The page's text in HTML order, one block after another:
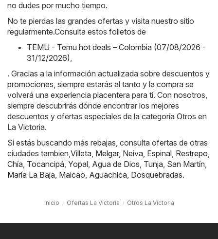
no dudes por mucho tiempo.
No te pierdas las grandes ofertas y visita nuestro sitio
regularmente.Consulta estos folletos de
TEMU - Temu hot deals – Colombia (07/08/2026 -
31/12/2026),
. Gracias a la información actualizada sobre descuentos y
promociones, siempre estarás al tanto y la compra se
volverá una experiencia placentera para tí. Con nosotros,
siempre descubrirás dónde encontrar los mejores
descuentos y ofertas especiales de la categoría Otros en
La Victoria.
Si estás buscando más rebajas, consulta ofertas de otras
ciudades tambien,Villeta, Melgar, Neiva, Espinal, Restrepo,
Chía, Tocancipá, Yopal, Agua de Dios, Tunja, San Martín,
María La Baja, Maicao, Aguachica, Dosquebradas.
Inicio Ofertas La Victoria Otros La Victoria